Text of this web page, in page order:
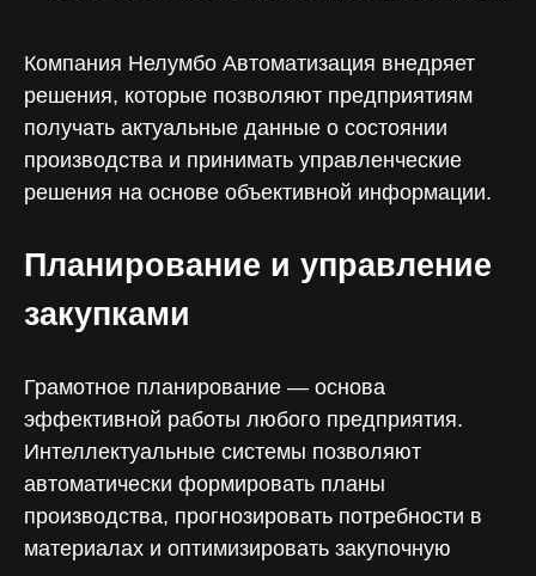
Компания Нелумбо Автоматизация внедряет
решения, которые позволяют предприятиям
получать актуальные данные о состоянии
производства и принимать управленческие
решения на основе объективной информации.
Планирование и управление
закупками
Грамотное планирование — основа
эффективной работы любого предприятия.
Интеллектуальные системы позволяют
автоматически формировать планы
производства, прогнозировать потребности в
материалах и оптимизировать закупочную
30%
Уменьшение
потерь
50%
Снижение затрат
учет
Консультация
Чтобы рассчитать окупаемость
и встроить «Лотос» в бизнес